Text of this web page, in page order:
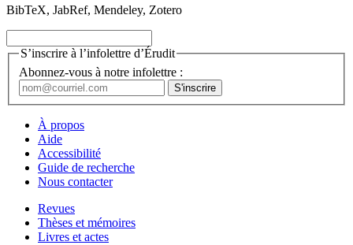
BibTeX, JabRef, Mendeley, Zotero
S’inscrire à l’infolettre d’Érudit
Abonnez-vous à notre infolettre :
À propos
Aide
Accessibilité
Guide de recherche
Nous contacter
Revues
Thèses et mémoires
Livres et actes